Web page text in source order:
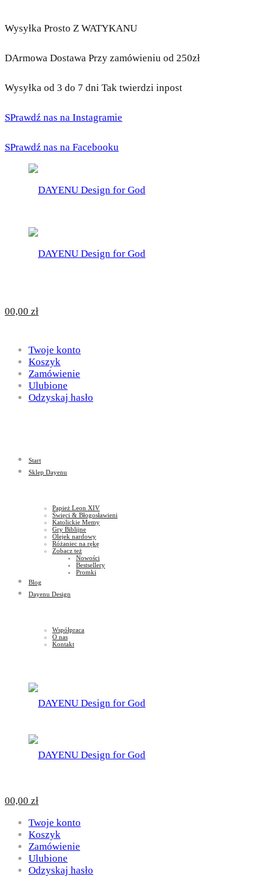
Wysyłka Prosto Z WATYKANU
DArmowa Dostawa Przy zamówieniu od 250zł
Wysyłka od 3 do 7 dni Tak twierdzi inpost
SPrawdź nas na Instagramie
SPrawdź nas na Facebooku
for
God
DAYENU
Design
God
00,00 zł
Twoje konto
Koszyk
Zamówienie
Ulubione
Odzyskaj hasło
Start
Sklep Dayenu
Papież Leon XIV
Święci & Błogosławieni
Katolickie Memy
Gry Biblijne
Olejek nardowy
Różaniec na rękę
Zobacz też
Nowości
Bestsellery
Promki
Blog
Dayenu Design
Współpraca
O nas
Kontakt
00,00 zł
Twoje konto
Koszyk
Zamówienie
Ulubione
Odzyskaj hasło